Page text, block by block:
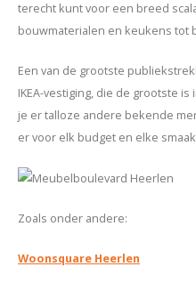
terecht kunt voor een breed
bouwmaterialen en keukens tot
Een van de grootste
IKEA-vestiging, die de grootste is
je er talloze andere bekende
er voor elk budget en elke
Zoals onder andere:
Woonsquare Heerlen